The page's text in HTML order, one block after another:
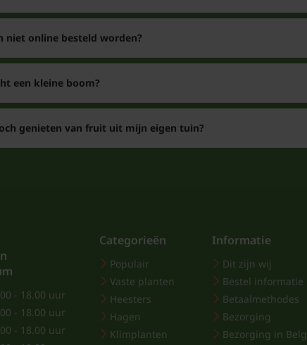
niet online besteld worden?
een kleine boom?
genieten van fruit uit mijn eigen tuin?
- 18.00 uur
- 18.00 uur
- 18.00 uur
Categorieën
Populair
Vaste planten
Heesters
Hagen
Klimplanten
Informatie
Dit zijn wij
Bestel informatie
Betaalmethodes
Bezorging
Bezorging in